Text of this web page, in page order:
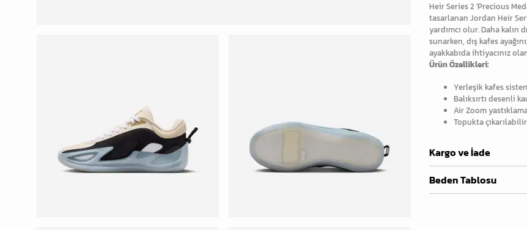
Heir Series 2 'Precious
tasarlanan Jordan Heir
yardımcı olur. Daha
sunarken, dış kafes
ayakkabıda ihtiyacınız
Ürün Özellikleri:
Yerleşik kafes
Balıksırtı desenli
Air Zoom
Topukta
Kargo ve İade
Beden Tablosu